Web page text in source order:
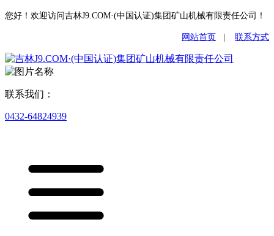
您好！欢迎访问吉林J9.COM·(中国认证)集团矿山机械有限责任公司！
网站首页 联系方式
联系我们：
0432-64824939